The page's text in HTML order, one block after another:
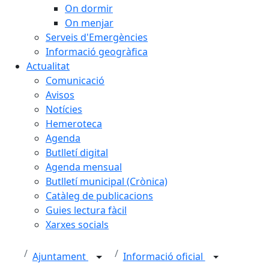
On dormir
On menjar
Serveis d'Emergències
Informació geogràfica
Actualitat
Comunicació
Avisos
Notícies
Hemeroteca
Agenda
Butlletí digital
Agenda mensual
Butlletí municipal (Crònica)
Catàleg de publicacions
Guies lectura fàcil
Xarxes socials
Ajuntament
Informació oficial